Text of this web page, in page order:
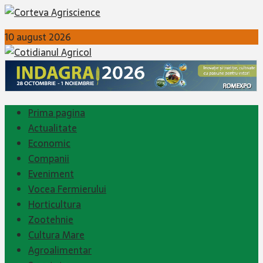
10 august 2026
Prima pagina
Actualitate
Economic
Companii
Eveniment
Vocea Fermierului
Horticultura
Zootehnie
Cultura Mare
Agroalimentar